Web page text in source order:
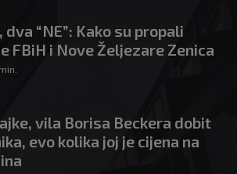
“NE”: Kako su propali
FBiH i Nove Željezare Zenica
vila Borisa Beckera dobit
evo kolika joj je cijena na